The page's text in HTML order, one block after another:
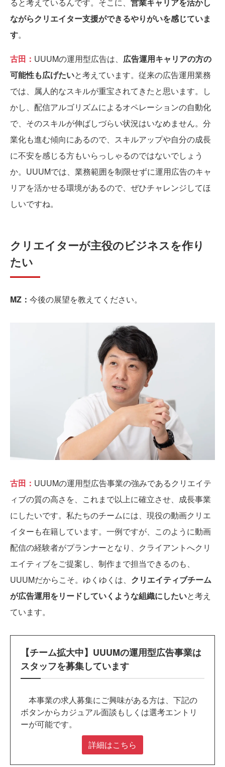
ると考えているんです。そこに、 営業キャリアを活かし
ながらクリエイター支援ができるやりがいを感じていま
す。
古田： UUUMの運用型広告は、 広告運用キャリアの方の
可能性も広げたいと考えています。従来の広告運用業務
では、属人的なスキルが重宝されてきたと思います。し
かし、配信アルゴリズムによるオペレーションの自動化
で、そのスキルが伸ばしづらい状況はいなめません。分
業化も進む傾向にあるので、スキルアップや自分の成長
に不安を感じる方もいらっしゃるのではないでしょう
か。UUUMでは、業務範囲を制限せずに運用広告のキャ
リアを活かせる環境があるので、ぜひチャレンジしてほ
しいですね。
クリエイターが主役のビジネスを作り
たい
MZ： 今後の展望を教えてください。
古田： UUUMの運用型広告事業の強みであるクリエイテ
ィブの質の高さを、これまで以上に確立させ、成長事業
にしたいです。私たちのチームには、現役の動画クリエ
イターも在籍しています。一例ですが、このように動画
配信の経験者がプランナーとなり、クライアントへクリ
エイティブをご提案し、制作まで担当できるのも、
UUUMだからこそ。ゆくゆくは、 クリエイティブチーム
が広告運用をリードしていくような組織にしたいと考え
ています。
【チーム拡大中】UUUMの運用型広告事業は
スタッフを募集しています
本事業の求人募集にご興味がある方は、下記の
ボタンからカジュアル面談もしくは選考エントリ
ーが可能です。
詳細はこちら